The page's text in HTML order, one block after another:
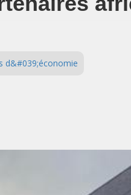
d&#039;économie